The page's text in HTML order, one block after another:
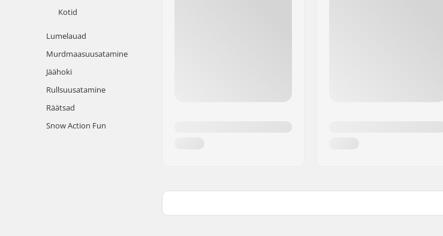
Kotid
Lumelauad
Murdmaasuusatamine
Jäähoki
Rullsuusatamine
Räätsad
Snow Action Fun